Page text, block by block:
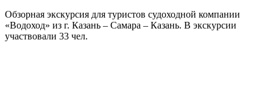
Обзорная экскурсия для туристов судоходной компании
«Водоход» из г. Казань – Самара – Казань. В экскурсии
участвовали 33 чел.